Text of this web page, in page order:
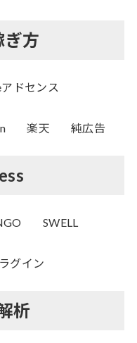
ぎ方
ドセンス
楽天 純広告
SWELL
グイン
析